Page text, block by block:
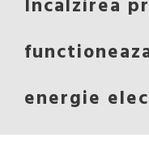
Incalzirea
energie